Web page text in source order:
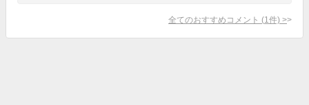
全てのおすすめコメント (1 件) >